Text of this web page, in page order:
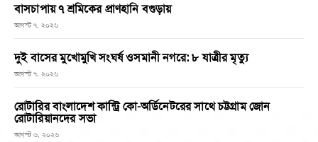
বাসচাপায় ৭ শ্রমিকের প্রাণহানি বগুড়ায়
আগস্ট ৭, ২০২৬
দুই বাসের মুখোমুখি সংঘর্ষ ওসমানী নগরে: ৮ যাত্রীর মৃত্যু
আগস্ট ৭, ২০২৬
রোটারির বাংলাদেশ কান্ট্রি কো-অর্ডিনেটরের সাথে চট্টগ্রাম জোন
রোটারিয়ানদের সভা
আগস্ট ৬, ২০২৬